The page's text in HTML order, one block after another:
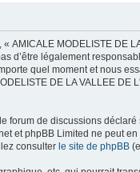
AMICALE MODELISTE DE
d’être légalement
quel moment et nous
DE LA VALLEE DE
forum de discussions déclaré
et phpBB Limited ne peut
consulter le site de phpBB